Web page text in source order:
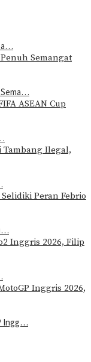
Sema…
Ingg…